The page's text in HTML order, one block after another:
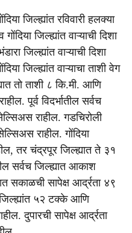
जिल्ह्यांत रविवारी हलक्या
जिल्ह्यांत वाऱ्याची दिशा
जिल्‍ह्यांत वाऱ्याची दिशा
जिल्ह्यांत वाऱ्याचा ताशी वेग
तो ताशी ८ कि.मी. आणि
पूर्व विदर्भातील सर्वच
राहील. गडचिरोली
राहील. गोंदिया
तर चंद्रपूर जिल्ह्यात ते ३१
सर्वच जिल्ह्यात आकाश
सकाळची सापेक्ष आर्द्रता ४९
५२ टक्के आणि
दुपारची सापेक्ष आर्द्रता